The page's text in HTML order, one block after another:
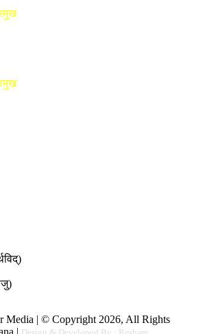
Media | © Copyright 2026, All Rights
|